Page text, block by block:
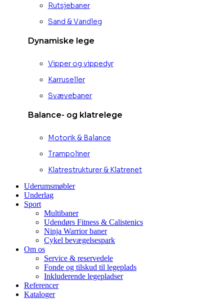
Rutsjebaner
Sand & Vandleg
Dynamiske lege
Vipper og vippedyr
Karruseller
Svævebaner
Balance- og klatrelege
Motorik & Balance
Trampoliner
Klatrestrukturer & Klatrenet
Uderumsmøbler
Underlag
Sport
Multibaner
Udendørs Fitness & Calistenics
Ninja Warrior baner
Cykel bevægelsespark
Om os
Service & reservedele
Fonde og tilskud til legeplads
Inkluderende legepladser
Referencer
Kataloger